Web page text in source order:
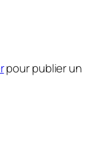
pour publier un